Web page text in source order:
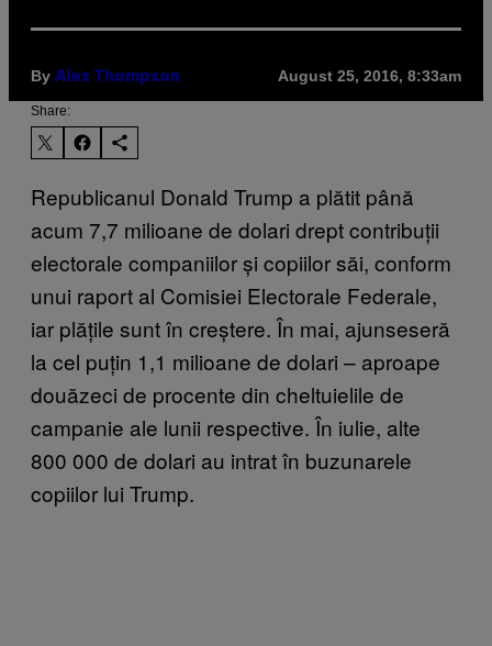
By Alex Thompson August 25, 2016, 8:33am
Share:
Republicanul Donald Trump a plătit până
acum 7,7 milioane de dolari drept contribuții
electorale companiilor și copiilor săi, conform
unui raport al Comisiei Electorale Federale,
iar plățile sunt în creștere. În mai, ajunseseră
la cel puțin 1,1 milioane de dolari – aproape
douăzeci de procente din cheltuielile de
campanie ale lunii respective. În iulie, alte
800 000 de dolari au intrat în buzunarele
copiilor lui Trump.